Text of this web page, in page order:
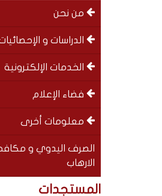
menu
left
من نحن
الدراسات و
الخدمات الإلكترونية
فضاء الإعلام
معلومات أخرى
الصرف اليدوي و
الارهاب
SOUS-
Special
المستجدات